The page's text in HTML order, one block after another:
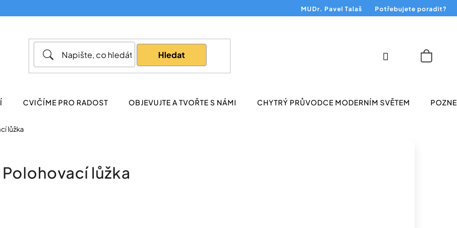
MUDr. Pavel Talaš Potřebujete poradit?
Hledat
CVIČÍME PRO RADOST OBJEVUJTE A TVOŘTE S NÁMI CHYTRÝ PRŮVODCE MODERNÍM SVĚTEM
Přihlášení
lůžka
Polohovací lůžka
Co potřebujete najít?